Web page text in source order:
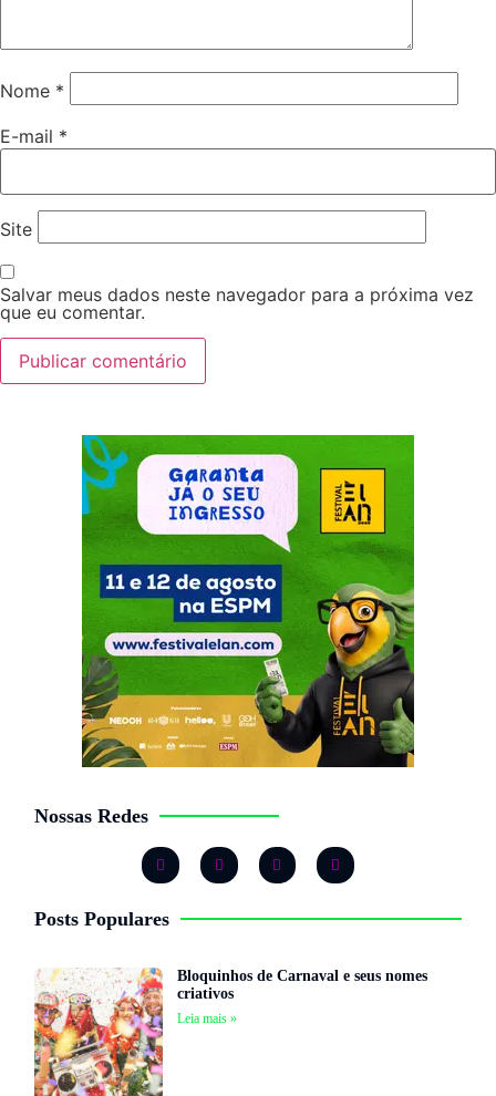
Nome *
E-mail *
Site
Salvar meus dados neste navegador para a próxima vez
que eu comentar.
Nossas Redes
Posts Populares
Bloquinhos de Carnaval e seus nomes
criativos
Leia mais »